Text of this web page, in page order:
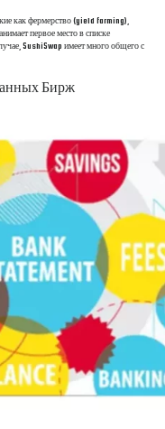
как фермерство (yield farming),
первое место в списке
SushiSwap имеет много общего с
Бирж